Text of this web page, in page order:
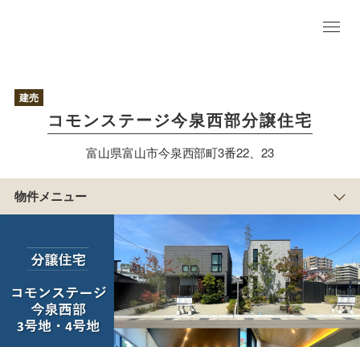
建売
コモンステージ今泉西部分譲住宅
富山県富山市今泉西部町3番22、23
物件メニュー
P
介
アクセス/周辺
報
積水ハウスのすまい
づくり
物